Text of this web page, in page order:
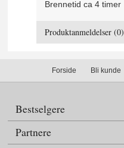
Brennetid ca 4 timer
Produktanmeldelser (0)
Forside Bli kunde
Bestselgere
Partnere